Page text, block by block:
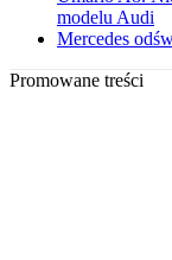
modelu Audi
Mercedes
Promowane treści